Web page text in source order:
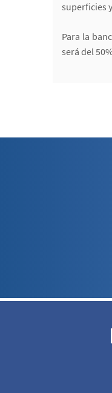
superficies
Para la
será del